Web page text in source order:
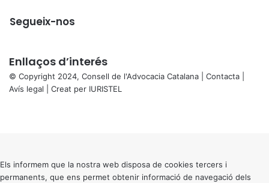
Segueix-nos
Enllaços d’interés
© Copyright 2024, Consell de l'Advocacia Catalana | Contacta
Avís legal | Creat per IURISTEL
button
Els informem que la nostra web disposa de cookies tercers i
permanents, que ens permet obtenir informació de navegació dels